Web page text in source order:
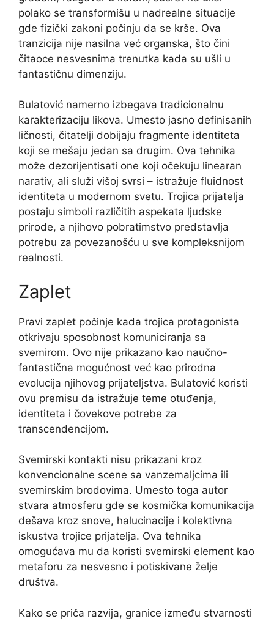
polako se transformišu u nadrealne situacije
gde fizički zakoni počinju da se krše. Ova
tranzicija nije nasilna već organska, što čini
čitaoce nesvesnima trenutka kada su ušli u
fantastičnu dimenziju.
Bulatović namerno izbegava tradicionalnu
karakterizaciju likova. Umesto jasno definisanih
ličnosti, čitatelji dobijaju fragmente identiteta
koji se mešaju jedan sa drugim. Ova tehnika
može dezorijentisati one koji očekuju linearan
narativ, ali služi višoj svrsi – istražuje fluidnost
identiteta u modernom svetu. Trojica prijatelja
postaju simboli različitih aspekata ljudske
prirode, a njihovo pobratimstvo predstavlja
potrebu za povezanošću u sve kompleksnijom
realnosti.
Zaplet
Pravi zaplet počinje kada trojica protagonista
otkrivaju sposobnost komuniciranja sa
svemirom. Ovo nije prikazano kao naučno-
fantastična mogućnost već kao prirodna
evolucija njihovog prijateljstva. Bulatović koristi
ovu premisu da istražuje teme otuđenja,
identiteta i čovekove potrebe za
transcendencijom.
Svemirski kontakti nisu prikazani kroz
konvencionalne scene sa vanzemaljcima ili
svemirskim brodovima. Umesto toga autor
stvara atmosferu gde se kosmička komunikacija
dešava kroz snove, halucinacije i kolektivna
iskustva trojice prijatelja. Ova tehnika
omogućava mu da koristi svemirski element kao
metaforu za nesvesno i potiskivane želje
društva.
Kako se priča razvija, granice između stvarnosti